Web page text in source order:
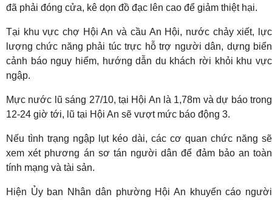
đã phải đóng cửa, kê dọn đồ đạc lên cao để giảm thiệt hại.
Tại khu vực chợ Hội An và cầu An Hội, nước chảy xiết, lực
lượng chức năng phải túc trực hỗ trợ người dân, dựng biển
cảnh báo nguy hiểm, hướng dẫn du khách rời khỏi khu vực
ngập.
Mực nước lũ sáng 27/10, tại Hội An là 1,78m và dự báo trong
12-24 giờ tới, lũ tại Hội An sẽ vượt mức báo động 3.
Nếu tình trạng ngập lụt kéo dài, các cơ quan chức năng sẽ
xem xét phương án sơ tán người dân để đảm bảo an toàn
tính mạng và tài sản.
Hiện Ủy ban Nhân dân phường Hội An khuyến cáo người